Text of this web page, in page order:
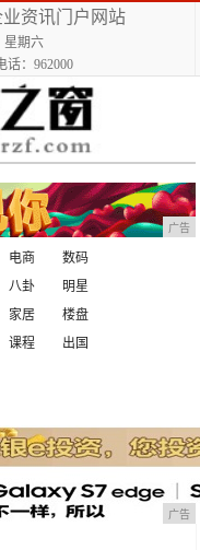
资讯门户网站
星期六
话：962000
广告
电商
数码
八卦
明星
家居
楼盘
课程
出国
广告